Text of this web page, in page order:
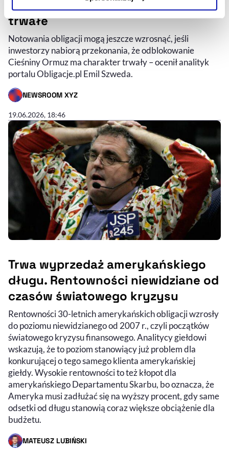
naszejPolityce Prywatności
odblokowanie Ormuzu okaże się
trwałe
Notowania obligacji mogą jeszcze wzrosnąć, jeśli
inwestorzy nabiorą przekonania, że odblokowanie
Cieśniny Ormuz ma charakter trwały – ocenił analityk
portalu Obligacje.pl Emil Szweda.
NEWSROOM XYZ
- AUTOR ARTYKUŁU - PROFIL
19.06.2026, 18:46
Trwa wyprzedaż amerykańskiego
długu. Rentowności niewidziane od
czasów światowego kryzysu
Rentowności 30-letnich amerykańskich obligacji wzrosły
do poziomu niewidzianego od 2007 r., czyli początków
światowego kryzysu finansowego. Analitycy giełdowi
wskazują, że to poziom stanowiący już problem dla
konkurującej o tego samego klienta amerykańskiej
giełdy. Wysokie rentowności to też kłopot dla
amerykańskiego Departamentu Skarbu, bo oznacza, że
Ameryka musi zadłużać się na wyższy procent, gdy same
odsetki od długu stanowią coraz większe obciążenie dla
budżetu.
MATEUSZ LUBIŃSKI
- AUTOR ARTYKUŁU - PROFIL